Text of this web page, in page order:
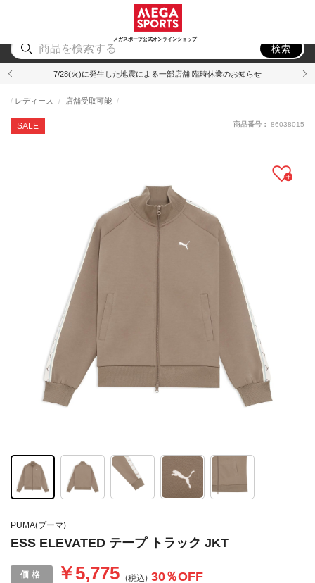
メガスポーツ公式オンラインショップ
アウトドア
検索
7/28(火)に発生した地震による一部店舗 臨時休業のお知らせ
PUMA(プーマ)
ESS ELEVATED テープ トラック JKT
SALE
レディース 店舗受取可能
￥5,775 (税込) 30％OFF
商品番号： 86038015